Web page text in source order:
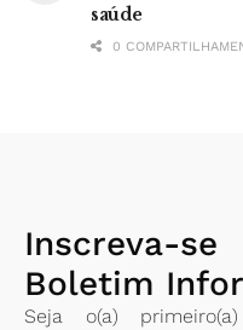
saúde
0
Boletim
Seja o(a)